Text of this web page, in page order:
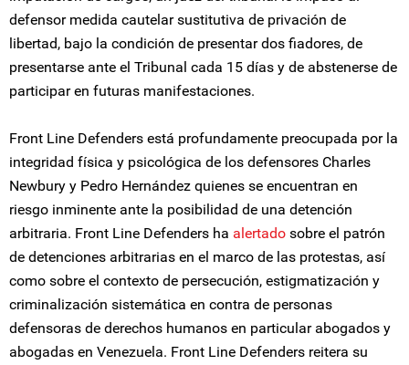
defensor medida cautelar sustitutiva de privación de
libertad, bajo la condición de presentar dos fiadores, de
presentarse ante el Tribunal cada 15 días y de abstenerse de
participar en futuras manifestaciones.
Front Line Defenders está profundamente preocupada por la
integridad física y psicológica de los defensores Charles
Newbury y Pedro Hernández quienes se encuentran en
riesgo inminente ante la posibilidad de una detención
arbitraria. Front Line Defenders ha alertado sobre el patrón
de detenciones arbitrarias en el marco de las protestas, así
como sobre el contexto de persecución, estigmatización y
criminalización sistemática en contra de personas
defensoras de derechos humanos en particular abogados y
abogadas en Venezuela. Front Line Defenders reitera su